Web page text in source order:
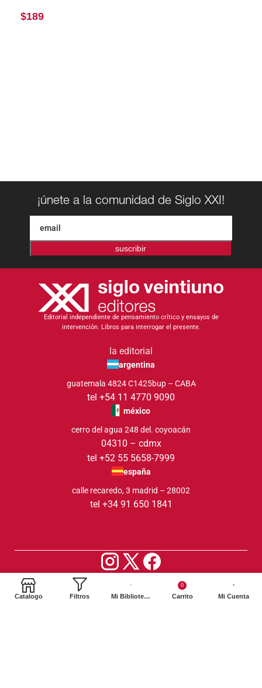
$189
¡únete a la comunidad de Siglo XXI!
suscribir
Editorial independiente de pensamiento crítico y ensayos de
intervención. Libros para interrogar el presente.
la editorial
argentina
guatemala 4824 C1425bup – CABA
tel +54 11 4770 9090
méxico
cerro del agua 248 del. coyoacán
04310 – cdmx
tel +52 55 5658-7999
españa
calle recaredo, 3 madrid – 28002
tel +34 91 650 1841
2024. Siglo XXI Editores Argentina ©️. Todos los derechos
Catalogo Filtros Mi Biblioteca
0
Carrito Mi Cuenta